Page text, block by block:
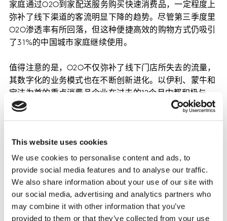
This website uses cookies
We use cookies to personalise content and ads, to
provide social media features and to analyse our traffic.
We also share information about your use of our site with
our social media, advertising and analytics partners who
may combine it with other information that you’ve
provided to them or that they’ve collected from your use
家庭通过O2O到家配送服务购买快速消费品，一定程度上
弥补了线下渠道的客流明显下降的趋势。尽管第三季度里
O2O渗透率有所回落，但这种便捷高效的购物方式仍吸引
了31%的中国城市家庭继续使用。
值得注意的是，O2O不仅弥补了线下门店所失去的流量，
其数字化的业务模式也在不断创新进化。以伊利、蒙牛和
宝洁为首的重点消费品企业在过去的12个月中都积极与
O2O零售商和平台合作，进入数字化零售的快车道，通过
即时满足消费者的需求创造增量。
03 电商继续帮助品牌吸引新的消费者
电商（不包括O2O）仍然是中国快速消费品市场增长的最
重要驱动力。在过去的12个月中，有85%的中国城市家庭
在线购买快速消费品，比去年增长了近20个百分点。凯度
消费者指数的最新研究表明，主要企业可以通过更广泛深
入地扩大电商平台布局以实现拉新。